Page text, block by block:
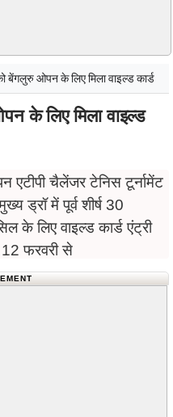
बेंगलुरु ओपन के लिए मिला वाइल्ड कार्ड
के लिए मिला वाइल्ड
चैलेंजर टेनिस टूर्नामेंट
ड्रॉ में पूर्व शीर्ष 30
के लिए वाइल्ड कार्ड एंट्री
12 फरवरी से